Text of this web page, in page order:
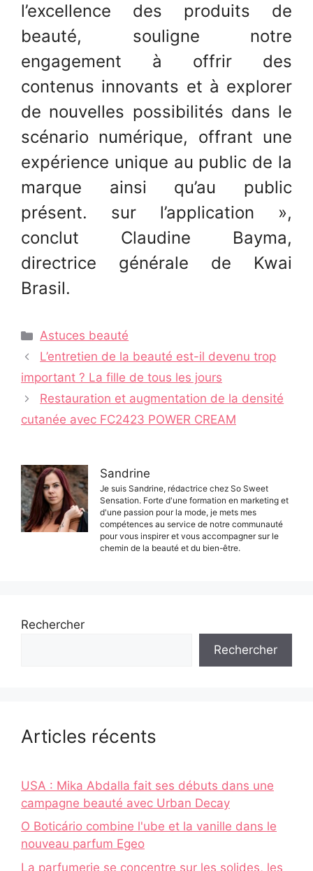
l’excellence des produits de
beauté, souligne notre
engagement à offrir des
contenus innovants et à explorer
de nouvelles possibilités dans le
scénario numérique, offrant une
expérience unique au public de la
marque ainsi qu’au public
présent. sur l’application »,
conclut Claudine Bayma,
directrice générale de Kwai
Brasil.
Catégories
Astuces beauté
Navigation
des
articles
L’entretien de la beauté est-il devenu trop
important ? La fille de tous les jours
Restauration et augmentation de la densité
cutanée avec FC2423 POWER CREAM
Sandrine
Je suis Sandrine, rédactrice chez So Sweet
Sensation. Forte d'une formation en marketing et
d'une passion pour la mode, je mets mes
compétences au service de notre communauté
pour vous inspirer et vous accompagner sur le
chemin de la beauté et du bien-être.
Rechercher
Rechercher
Articles récents
USA : Mika Abdalla fait ses débuts dans une
campagne beauté avec Urban Decay
O Boticário combine l'ube et la vanille dans le
nouveau parfum Egeo
La parfumerie se concentre sur les solides, les